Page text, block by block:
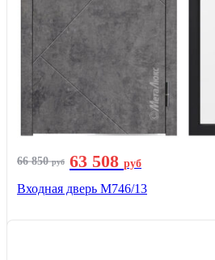
66 850руб 63 508 руб
Входная дверь М746/13